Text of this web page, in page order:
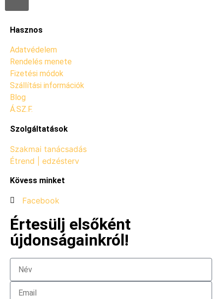
Hasznos
Adatvédelem
Rendelés menete
Fizetési módok
Szállítási információk
Blog
Á.SZ.F.
Szolgáltatások
Szakmai tanácsadás
Étrend | edzésterv
Kövess minket
Facebook
Értesülj elsőként
újdonságainkról!